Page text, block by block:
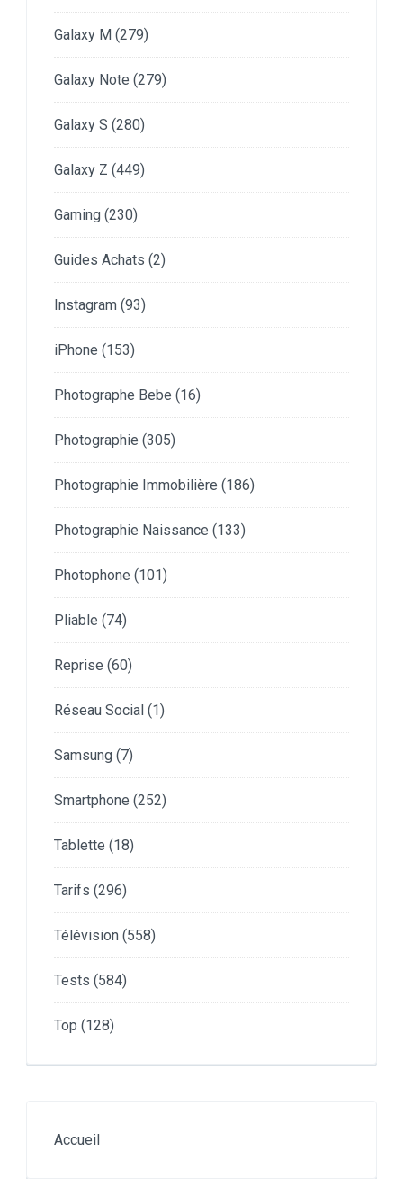
Galaxy M (279)
Galaxy Note (279)
Galaxy S (280)
Galaxy Z (449)
Gaming (230)
Guides Achats (2)
Instagram (93)
iPhone (153)
Photographe Bebe (16)
Photographie (305)
Photographie Immobilière (186)
Photographie Naissance (133)
Photophone (101)
Pliable (74)
Reprise (60)
Réseau Social (1)
Samsung (7)
Smartphone (252)
Tablette (18)
Tarifs (296)
Télévision (558)
Tests (584)
Top (128)
Accueil